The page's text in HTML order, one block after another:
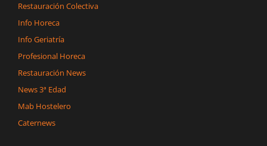
Restauración Colectiva
Info Horeca
Info Geriatría
Profesional Horeca
Restauración News
News 3ª Edad
Mab Hostelero
Caternews